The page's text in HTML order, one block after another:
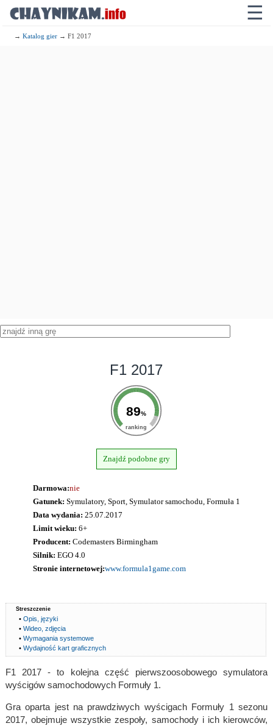
☰
→Katalog gier → F1 2017
F1 2017
89%
ranking
Znajdź podobne gry
Darmowa:nie
Gatunek: Symulatory, Sport, Symulator samochodu, Formuła 1
Data wydania: 25.07.2017
Limit wieku: 6+
Producent: Codemasters Birmingham
Silnik: EGO 4.0
Stronie internetowej:www.formula1game.com
Streszczenie
•Opis, języki
•Wideo, zdjęcia
•Wymagania systemowe
•Wydajność kart graficznych
F1 2017 - to kolejna część pierwszoosobowego symulatora
wyścigów samochodowych Formuły 1.
Gra oparta jest na prawdziwych wyścigach Formuły 1 sezonu
2017, obejmuje wszystkie zespoły, samochody i ich kierowców,